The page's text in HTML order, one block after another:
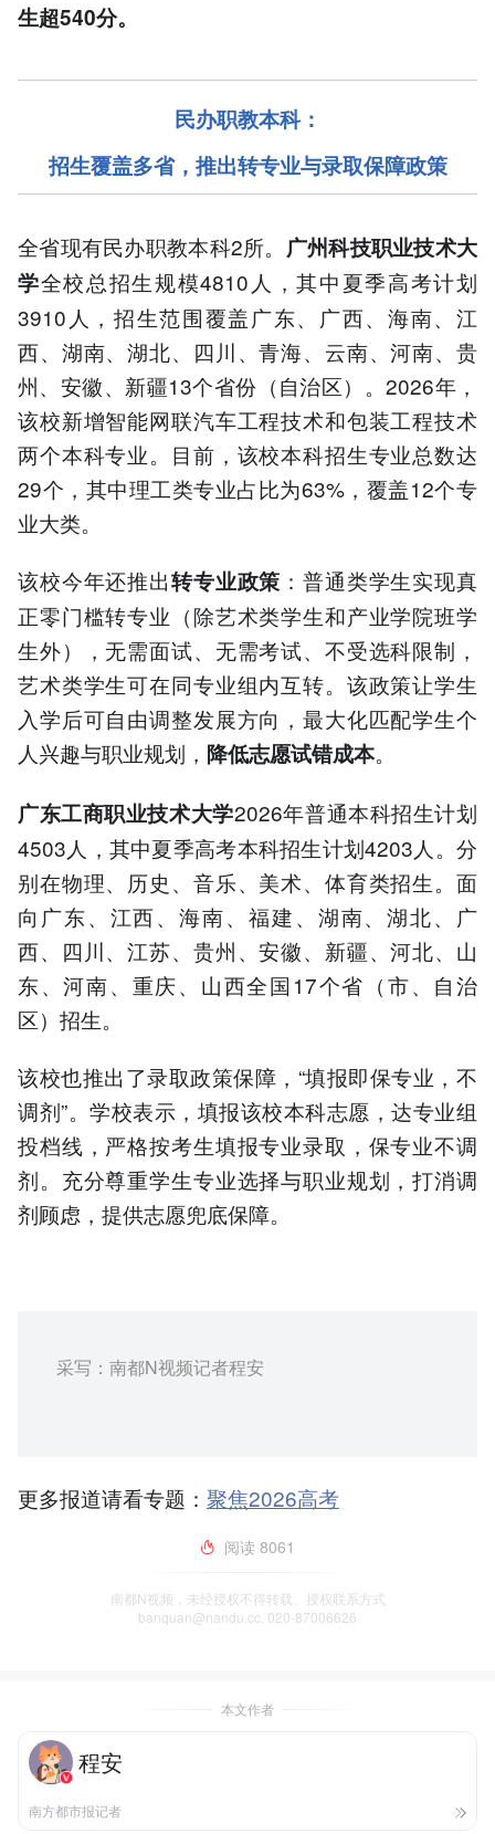
生超540分。
民办职教本科：
招生覆盖多省， 推出转专业与录取保障政策
全省现有民办职教本科2所。 广州科技职业技术大
学全校总招生规模4810人，其中夏季高考计划
3910人，招生范围覆盖广东、广西、海南、江
西、湖南、湖北、四川、青海、云南、河南、贵
州、安徽、新疆13个省份（自治区）。2026年，
该校新增智能网联汽车工程技术和包装工程技术
两个本科专业。目前，该校本科招生专业总数达
29个，其中理工类专业占比为63%，覆盖12个专
业大类。
该校今年还推出转专业政策 ：普通类学生实现真
正零门槛转专业（除艺术类学生和产业学院班学
生外），无需面试、无需考试、不受选科限制，
艺术类学生可在同专业组内互转。该政策让学生
入学后可自由调整发展方向，最大化匹配学生个
人兴趣与职业规划， 降低志愿试错成本。
广东工商职业技术大学2026年普通本科招生计划
4503人，其中夏季高考本科招生计划4203人。分
别在物理、历史、音乐、美术、体育类招生。面
向广东、江西、海南、福建、湖南、湖北、广
西、四川、江苏、贵州、安徽、新疆、河北、山
东、河南、重庆、山西全国17个省（市、自治
区）招生。
该校也推出了录取政策保障，“填报即保专业，不
调剂”。学校表示，填报该校本科志愿，达专业组
投档线，严格按考生填报专业录取，保专业不调
剂。充分尊重学生专业选择与职业规划，打消调
剂顾虑，提供志愿兜底保障。
采写：南都N视频记者程安
更多报道请看专题： 聚焦2026高考
阅读 8061
南都N视频，未经授权不得转载、授权联系方式
banquan@nandu.cc. 020-87006626
本文作者
程安
南方都市报记者